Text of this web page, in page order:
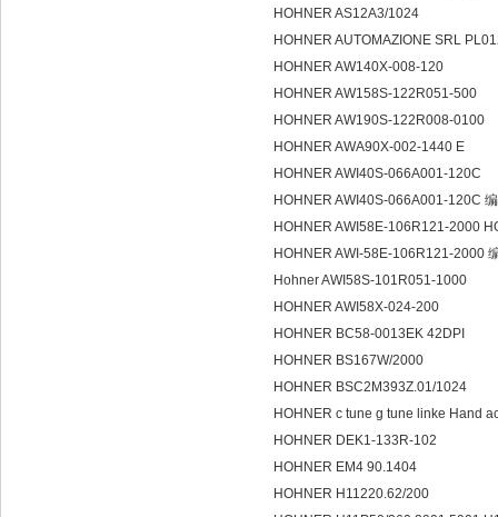
HOHNER AS12A3/1024
HOHNER AUTOMAZIONE SRL
HOHNER AW140X-008-120
HOHNER AW158S-122R051-500
HOHNER AW190S-122R008-0100
HOHNER AWA90X-002-1440 E
HOHNER AWI40S-066A001-120C
HOHNER AWI40S-066A001-120C
HOHNER AWI58E-106R121-2000
HOHNER AWI-58E-106R121-2000
Hohner AWI58S-101R051-1000
HOHNER AWI58X-024-200
HOHNER BC58-0013EK 42DPI
HOHNER BS167W/2000
HOHNER BSC2M393Z.01/1024
HOHNER c tune g tune linke Hand
HOHNER DEK1-133R-102
HOHNER EM4 90.1404
HOHNER H11220.62/200